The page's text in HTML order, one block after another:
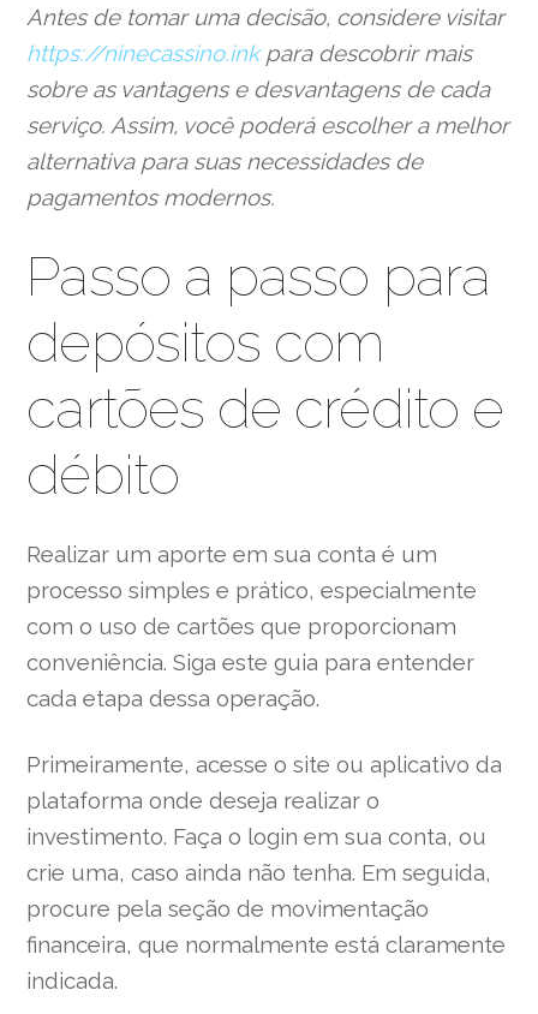
Antes de tomar uma decisão, considere visitar
https://ninecassino.inkpara descobrir mais
sobre as vantagens e desvantagens de cada
serviço. Assim, você poderá escolher a melhor
alternativa para suas necessidades de
pagamentos modernos.
Passo a passo para
depósitos com
cartões de crédito e
débito
Realizar um aporte em sua conta é um
processo simples e prático, especialmente
com o uso de cartões que proporcionam
conveniência. Siga este guia para entender
cada etapa dessa operação.
Primeiramente, acesse o site ou aplicativo da
plataforma onde deseja realizar o
investimento. Faça o login em sua conta, ou
crie uma, caso ainda não tenha. Em seguida,
procure pela seção de movimentação
financeira, que normalmente está claramente
indicada.